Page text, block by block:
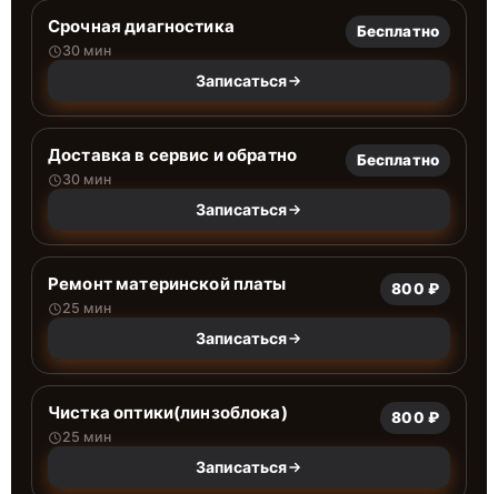
Срочная диагностика
30 мин
Бесплатно
Записаться
Доставка в сервис и обратно
30 мин
Бесплатно
Записаться
Ремонт материнской платы
25 мин
800 ₽
Записаться
Чистка оптики(линзоблока)
25 мин
800 ₽
Записаться